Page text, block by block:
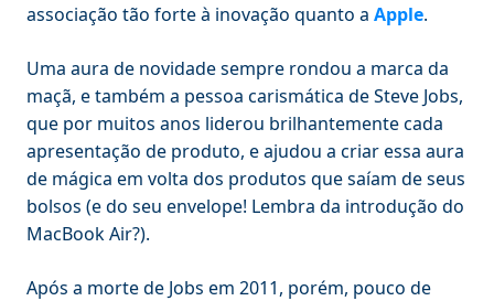
associação tão forte à inovação quanto a Apple.
Uma aura de novidade sempre rondou a marca da
maçã, e também a pessoa carismática de Steve Jobs,
que por muitos anos liderou brilhantemente cada
apresentação de produto, e ajudou a criar essa aura
de mágica em volta dos produtos que saíam de seus
bolsos (e do seu envelope! Lembra da introdução do
MacBook Air?).
Após a morte de Jobs em 2011, porém, pouco de